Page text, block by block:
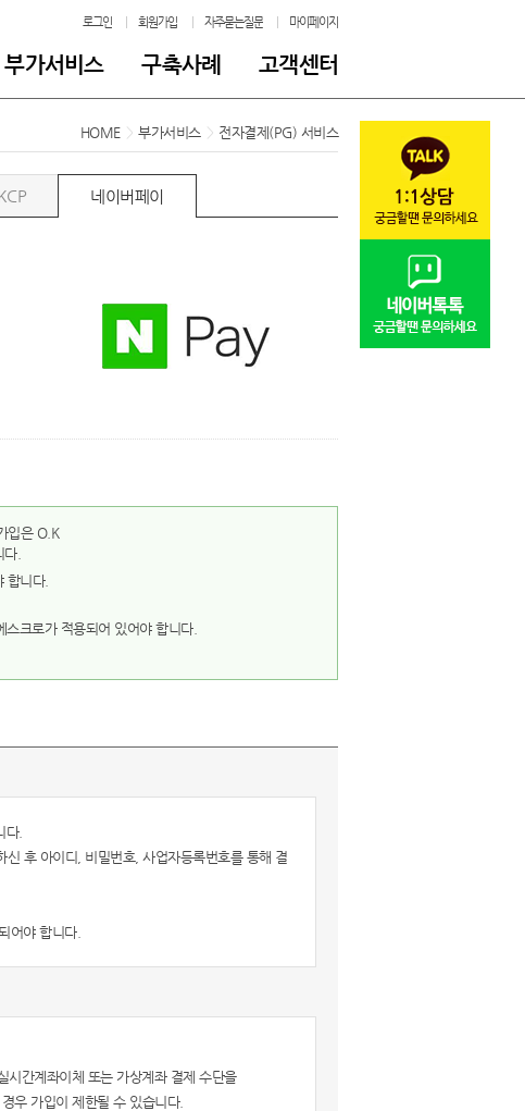
로그인 회원가입 자주묻는질문 마이페이지
부가서비스 구축사례 고객센터
HOME > 부가서비스 > 전자결제(PG) 서비스
네이버페이
입은 O.K
.
합니다.
크로가 적용되어 있어야 합니다.
다.
신 후 아이디, 비밀번호, 사업자등록번호를 통해 결
어야 합니다.
시간계좌이체 또는 가상계좌 결제 수단을
우 가입이 제한될 수 있습니다.